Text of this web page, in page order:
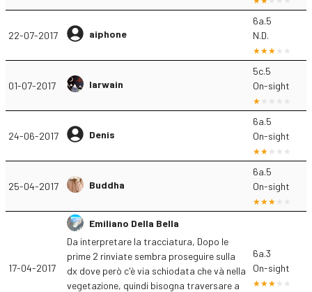
22-07-2017 aiphone
6a.5
N.D.
01-07-2017 Iarwain
5c.5
On-sight
24-06-2017 Denis
6a.5
On-sight
25-04-2017 Buddha
6a.5
On-sight
17-04-2017
Emiliano Della Bella
Da interpretare la tracciatura, Dopo le
prime 2 rinviate sembra proseguire sulla
dx dove però c'è via schiodata che và nella
vegetazione, quindi bisogna traversare a
6a.3
On-sight